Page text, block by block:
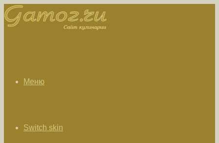
Меню
Switch skin